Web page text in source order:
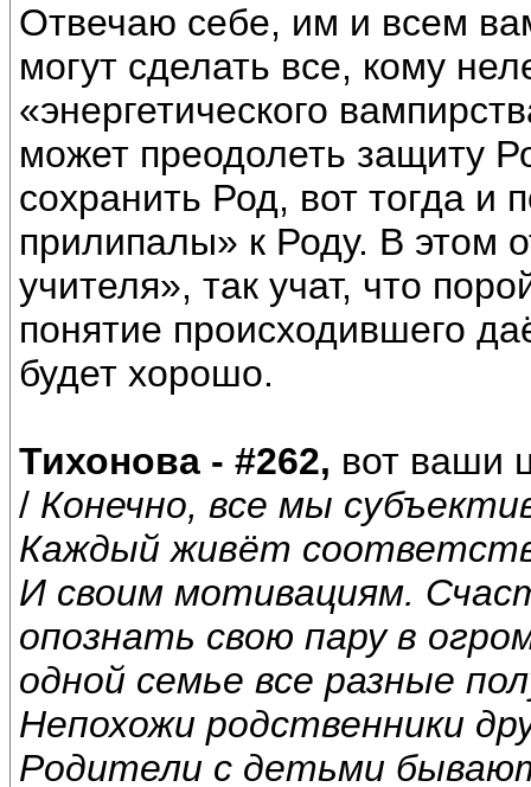
Отвечаю себе, им и всем
могут сделать все, кому
«энергетического
может преодолеть защиту
сохранить Род, вот тогда и
прилипалы» к Роду. В этом
учителя», так учат, что
понятие происходившего
будет хорошо.
Тихонова - #262, вот ваши
/ Конечно, все мы
Каждый живёт
И своим мотивациям.
опознать свою пару в
одной семье все разные
Непохожи родственники
Родители с детьми